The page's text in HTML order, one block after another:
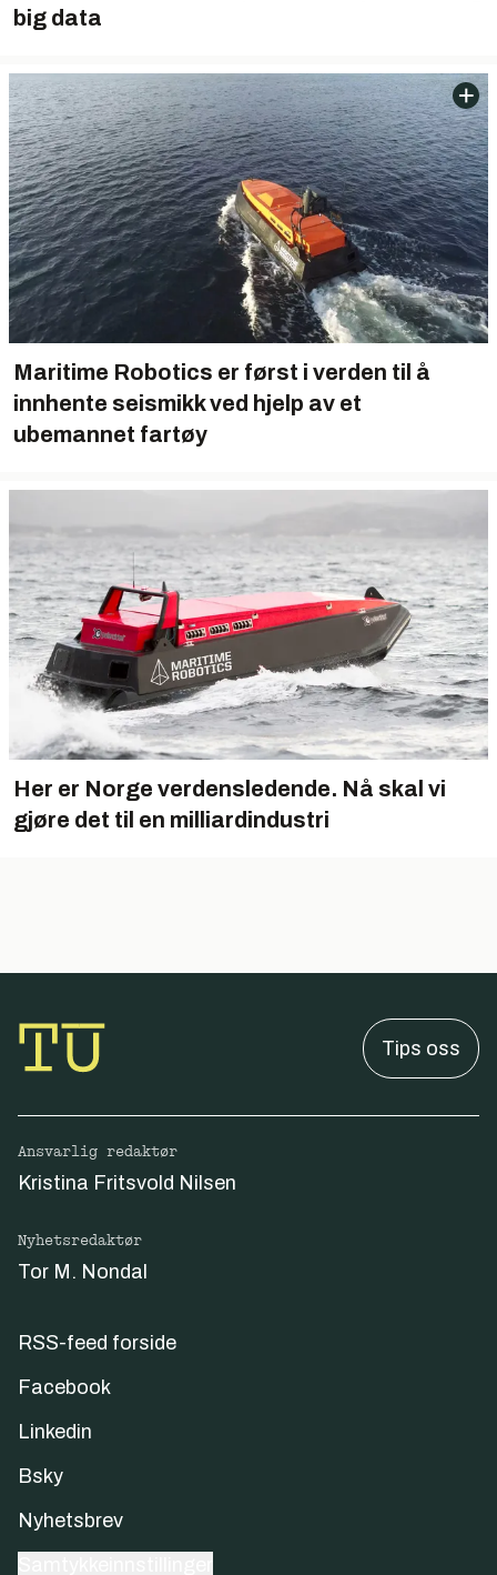
big data
Maritime Robotics er først i verden til å
innhente seismikk ved hjelp av et
ubemannet fartøy
Her er Norge verdensledende. Nå skal vi
gjøre det til en milliardindustri
Tips oss
Ansvarlig redaktør
Kristina Fritsvold Nilsen
Nyhetsredaktør
Tor M. Nondal
RSS-feed forside
Facebook
Linkedin
Bsky
Nyhetsbrev